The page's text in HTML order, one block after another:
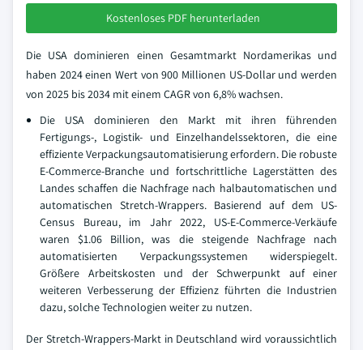
Kostenloses PDF herunterladen
Die USA dominieren einen Gesamtmarkt Nordamerikas und
haben 2024 einen Wert von 900 Millionen US-Dollar und werden
von 2025 bis 2034 mit einem CAGR von 6,8% wachsen.
Die USA dominieren den Markt mit ihren führenden
Fertigungs-, Logistik- und Einzelhandelssektoren, die eine
effiziente Verpackungsautomatisierung erfordern. Die robuste
E-Commerce-Branche und fortschrittliche Lagerstätten des
Landes schaffen die Nachfrage nach halbautomatischen und
automatischen Stretch-Wrappers. Basierend auf dem US-
Census Bureau, im Jahr 2022, US-E-Commerce-Verkäufe
waren $1.06 Billion, was die steigende Nachfrage nach
automatisierten Verpackungssystemen widerspiegelt.
Größere Arbeitskosten und der Schwerpunkt auf einer
weiteren Verbesserung der Effizienz führten die Industrien
dazu, solche Technologien weiter zu nutzen.
Der Stretch-Wrappers-Markt in Deutschland wird voraussichtlich